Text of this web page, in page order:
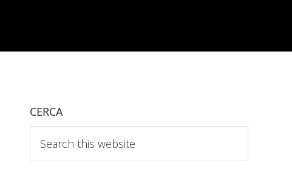
CERCA
this
website